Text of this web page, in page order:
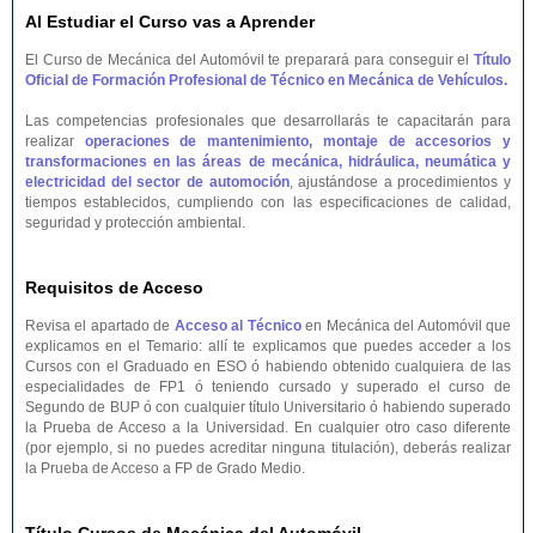
Al Estudiar el Curso vas a Aprender
El Curso de Mecánica del Automóvil te preparará para conseguir el Título
Oficial de Formación Profesional de Técnico en Mecánica de Vehículos.
Las competencias profesionales que desarrollarás te capacitarán para
realizar operaciones de mantenimiento, montaje de accesorios y
transformaciones en las áreas de mecánica, hidráulica, neumática y
electricidad del sector de automoción, ajustándose a procedimientos y
tiempos establecidos, cumpliendo con las especificaciones de calidad,
seguridad y protección ambiental.
Requisitos de Acceso
Revisa el apartado de Acceso al Técnicoen Mecánica del Automóvil que
explicamos en el Temario: allí te explicamos que puedes acceder a los
Cursos con el Graduado en ESO ó habiendo obtenido cualquiera de las
especialidades de FP1 ó teniendo cursado y superado el curso de
Segundo de BUP ó con cualquier título Universitario ó habiendo superado
la Prueba de Acceso a la Universidad. En cualquier otro caso diferente
(por ejemplo, si no puedes acreditar ninguna titulación), deberás realizar
la Prueba de Acceso a FP de Grado Medio.